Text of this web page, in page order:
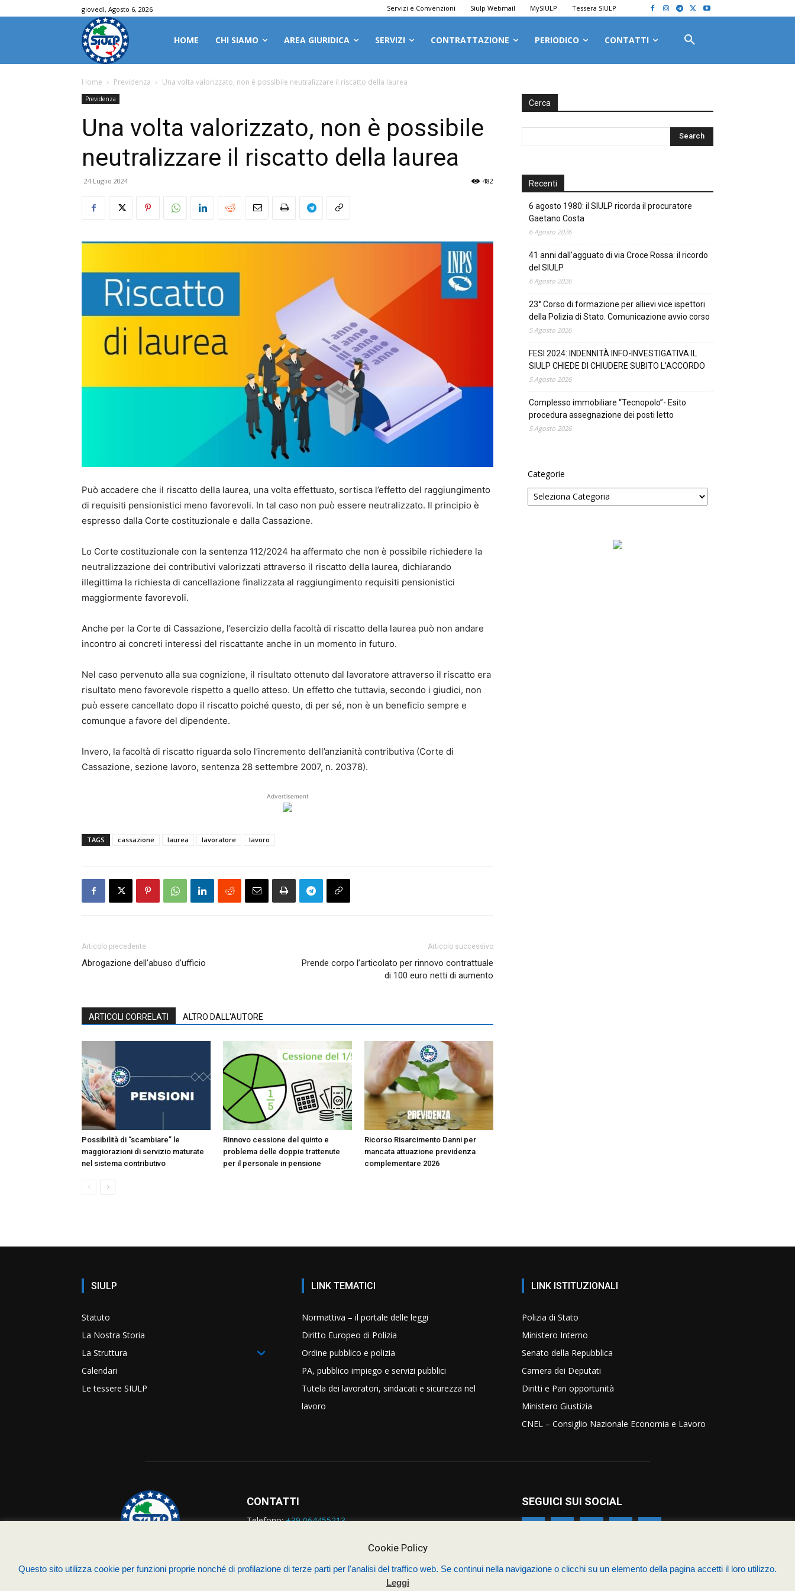
giovedì, Agosto 6, 2026 Servizi e Convenzioni Siulp Webmail MySIULP Tessera SIULP
HOME CHI SIAMO AREA GIURIDICA SERVIZI CONTRATTAZIONE PERIODICO CONTATTI
Home Previdenza Una volta valorizzato, non è possibile neutralizzare il riscatto della laurea
Previdenza
Una volta valorizzato, non è possibile
neutralizzare il riscatto della laurea
24 Luglio 2024 482
Può accadere che il riscatto della laurea, una volta effettuato, sortisca l’effetto del raggiungimento
di requisiti pensionistici meno favorevoli. In tal caso non può essere neutralizzato. Il principio è
espresso dalla Corte costituzionale e dalla Cassazione.
Lo Corte costituzionale con la sentenza 112/2024 ha affermato che non è possibile richiedere la
neutralizzazione dei contributivi valorizzati attraverso il riscatto della laurea, dichiarando
illegittima la richiesta di cancellazione finalizzata al raggiungimento requisiti pensionistici
maggiormente favorevoli.
Anche per la Corte di Cassazione, l’esercizio della facoltà di riscatto della laurea può non andare
incontro ai concreti interessi del riscattante anche in un momento in futuro.
Nel caso pervenuto alla sua cognizione, il risultato ottenuto dal lavoratore attraverso il riscatto era
risultato meno favorevole rispetto a quello atteso. Un effetto che tuttavia, secondo i giudici, non
può essere cancellato dopo il riscatto poiché questo, di per sé, non è un beneficio sempre e
comunque a favore del dipendente.
Invero, la facoltà di riscatto riguarda solo l’incremento dell’anzianità contributiva (Corte di
Cassazione, sezione lavoro, sentenza 28 settembre 2007, n. 20378).
Advertisement
TAGS cassazione laurea lavoratore lavoro
Articolo precedente
Abrogazione dell’abuso d’ufficio
Articolo successivo
Prende corpo l’articolato per rinnovo contrattuale
di 100 euro netti di aumento
ARTICOLI CORRELATI ALTRO DALL'AUTORE
Possibilità di “scambiare” le
maggiorazioni di servizio maturate
nel sistema contributivo
Rinnovo cessione del quinto e
problema delle doppie trattenute
per il personale in pensione
Ricorso Risarcimento Danni per
mancata attuazione previdenza
complementare 2026
Cerca
Recenti
6 agosto 1980: il SIULP ricorda il procuratore
Gaetano Costa
6 Agosto 2026
41 anni dall’agguato di via Croce Rossa: il ricordo
del SIULP
6 Agosto 2026
23° Corso di formazione per allievi vice ispettori
della Polizia di Stato. Comunicazione avvio corso
5 Agosto 2026
FESI 2024: INDENNITÀ INFO-INVESTIGATIVA IL
SIULP CHIEDE DI CHIUDERE SUBITO L’ACCORDO
5 Agosto 2026
Complesso immobiliare “Tecnopolo”- Esito
procedura assegnazione dei posti letto
5 Agosto 2026
Categorie
SIULP
Statuto
La Nostra Storia
La Struttura
Calendari
Le tessere SIULP
LINK TEMATICI
Normattiva – il portale delle leggi
Diritto Europeo di Polizia
Ordine pubblico e polizia
PA, pubblico impiego e servizi pubblici
Tutela dei lavoratori, sindacati e sicurezza nel
lavoro
LINK ISTITUZIONALI
Polizia di Stato
Ministero Interno
Senato della Repubblica
Camera dei Deputati
Diritti e Pari opportunità
Ministero Giustizia
CNEL – Consiglio Nazionale Economia e Lavoro
CONTATTI
Telefono:+39 064455213
SEGUICI SUI SOCIAL
Cookie Policy
Questo sito utilizza cookie per funzioni proprie nonché di profilazione di terze parti per l'analisi del traffico web. Se continui nella navigazione o clicchi su un elemento della pagina accetti il loro utilizzo.
Leggi